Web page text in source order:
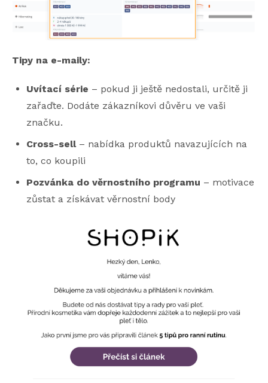
Tipy na e-maily:
Uvítací série – pokud ji ještě nedostali, určitě ji
zařaďte. Dodáte zákazníkovi důvěru ve vaši
značku.
Cross-sell– nabídka produktů navazujících na
to, co koupili
Pozvánka do věrnostního programu – motivace
zůstat a získávat věrnostní body